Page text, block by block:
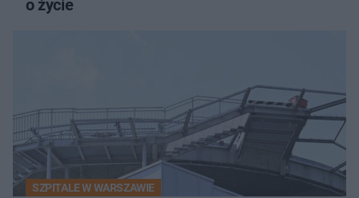
o życie
SZPITALE W WARSZAWIE